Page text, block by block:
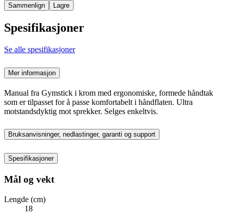
Sammenlign Lagre
Spesifikasjoner
Se alle spesifikasjoner
Mer informasjon
Manual fra Gymstick i krom med ergonomiske, formede håndtak
som er tilpasset for å passe komfortabelt i håndflaten. Ultra
motstandsdyktig mot sprekker. Selges enkeltvis.
Bruksanvisninger, nedlastinger, garanti og support
Spesifikasjoner
Mål og vekt
Lengde (cm)
18